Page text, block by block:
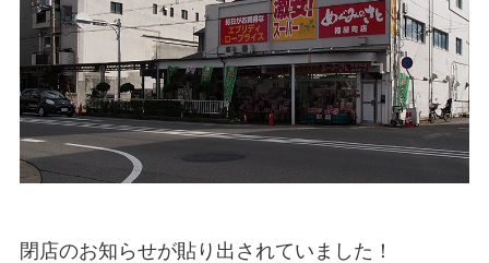
閉店のお知らせが貼り出されていました！